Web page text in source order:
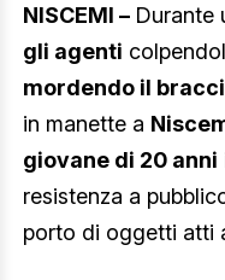
NISCEMI – Durante
gli agenti
mordendo il
in manette a
giovane di 20 anni
resistenza a
porto di oggetti atti